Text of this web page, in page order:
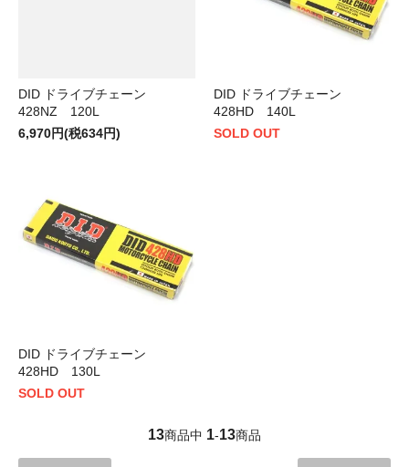
DID ドライブチェーン
428NZ 120L
6,970円(税634円)
DID ドライブチェーン
428HD 140L
SOLD OUT
DID ドライブチェーン
428HD 130L
SOLD OUT
13商品中 1-13商品